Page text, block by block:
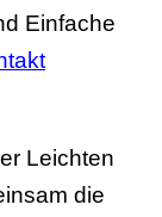
Einfache
Leichten
die